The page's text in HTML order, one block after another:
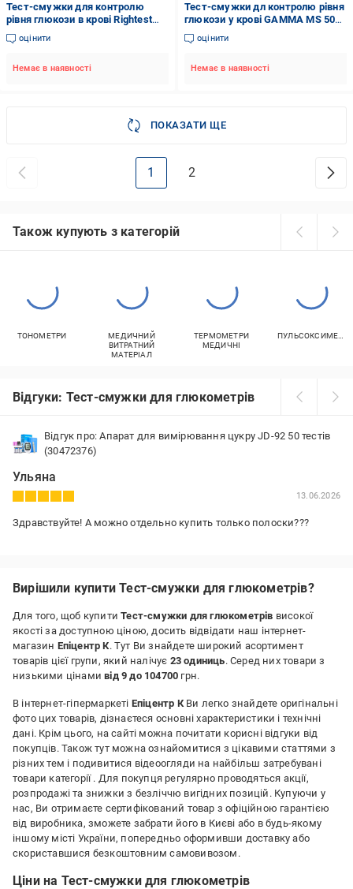
Тест-смужки для контролю
рівня глюкози в крові Rightest
ELSA 25 (COM04583)
оцінити
Немає в наявності
Тест-смужки дл контролю рівня
глюкози у крові GAMMA MS 50
(ГЛ000043)
оцінити
Немає в наявності
ПОКАЗАТИ ЩЕ
1 2
Також купують з категорій
ТОНОМЕТРИ
МЕДИЧНИЙ
ВИТРАТНИЙ
МАТЕРІАЛ
ТЕРМОМЕТРИ
МЕДИЧНІ
Відгуки: Тест-смужки для глюкометрів
Відгук про: Апарат для вимірювання цукру JD-92 50 тестів
(30472376)
Ульяна
13.06.2026
Здравствуйте! А можно отдельно купить только полоски???
Вирішили купити Тест-смужки для глюкометрів?
Для того, щоб купитиТест-смужки для глюкометрів високої
якості за доступною ціною, досить відвідати наш інтернет-
магазин Епіцентр К. Тут Ви знайдете широкий асортимент
товарів цієї групи, який налічує 23 одиниць. Серед них товари з
низькими цінамивід 9 до 104700 грн.
В інтернет-гіпермаркеті Епіцентр КВи легко знайдете оригінальні
фото цих товарів, дізнаєтеся основні характеристики і технічні
дані. Крім цього, на сайті можна почитати корисні відгуки від
покупців. Також тут можна ознайомитися з цікавими статтями з
різних тем і подивитися відеоогляди на найбільш затребувані
товари категорії . Для покупця регулярно проводяться акції,
розпродажі та знижки з безліччю вигідних позицій. Купуючи у
нас, Ви отримаєте сертифікований товар з офіційною гарантією
від виробника, зможете забрати його в Києві або в будь-якому
іншому місті України, попередньо оформивши доставку або
скориставшися безкоштовним самовивозом.
Ціни на Тест-смужки для глюкометрів